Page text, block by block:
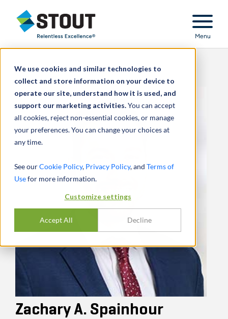
We use cookies and similar technologies to
collect and store information on your device to
operate our site, understand how it is used, and
support our marketing activities.You can accept
all cookies, reject non-essential cookies, or manage
your preferences. You can change your choices at
any time.
See ourCookie Policy, Privacy Policy, and Terms of
Usefor more information.
Customize settings
Accept All Decline
Stout Relentless Excellence
Menu
Zachary A. Spainhour